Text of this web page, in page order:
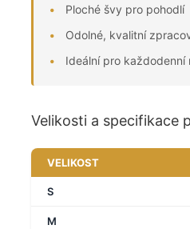
Ploché švy pro pohodlí
Odolné, kvalitní
Ideální pro každodenní
Velikosti a specifikace
VELIKOST
S
M